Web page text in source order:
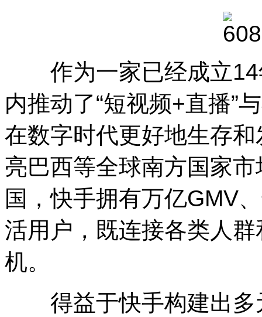
作为一家已经成立14
内推动了“短视频+直播”
在数字时代更好地生存和
亮巴西等全球南方国家
国，快手拥有万亿GMV
活用户，既连接各类人
机。
得益于快手构建出多